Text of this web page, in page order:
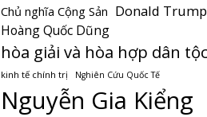
Chủ nghĩa Cộng Sản Donald Trump
Hoàng Quốc Dũng
hòa giải và hòa hợp dân tộc
kinh tế chính trị Nghiên Cứu Quốc Tế
Nguyễn Gia Kiểng